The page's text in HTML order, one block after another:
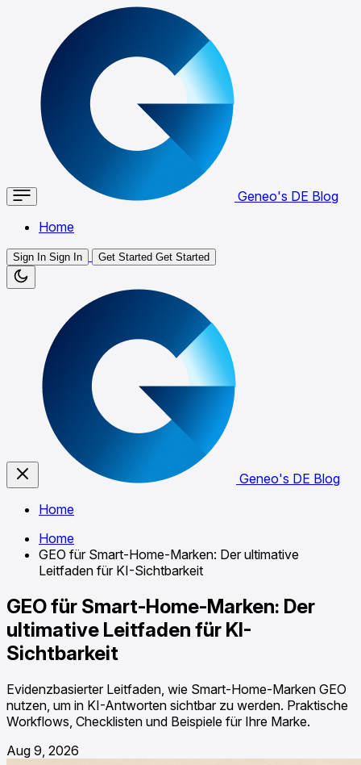
Geneo's DE Blog
Home
Sign In Sign In Get Started Get Started
Geneo's DE Blog
Home
Home
GEO für Smart-Home-Marken: Der ultimative
Leitfaden für KI-Sichtbarkeit
GEO für Smart-Home-Marken: Der
ultimative Leitfaden für KI-
Sichtbarkeit
Evidenzbasierter Leitfaden, wie Smart-Home-Marken GEO
nutzen, um in KI-Antworten sichtbar zu werden. Praktische
Workflows, Checklisten und Beispiele für Ihre Marke.
Aug 9, 2026